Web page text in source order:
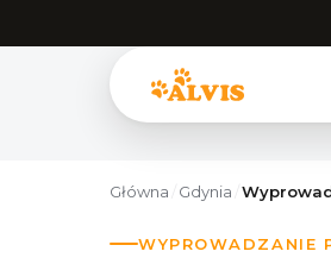
Główna Gdynia
WYPROWADZANIE